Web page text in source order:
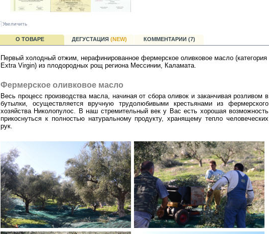
Увеличить
О ТОВАРЕ ДЕГУСТАЦИЯ (NEW) КОММЕНТАРИИ (7)
Первый холодный отжим, нерафинированное фермерское оливковое масло (категория
Extra Virgin) из плодородных рощ региона Мессинии, Каламата.
Фермерское оливковое масло
Весь процесс производства масла, начиная от сбора оливок и заканчивая розливом в
бутылки, осуществляется вручную трудолюбивыми крестьянами из фермерского
хозяйства Николопулос. В наш стремительный век у Вас есть хорошая возможность
прикоснуться к полностью натуральному продукту, хранящему тепло человеческих
рук.